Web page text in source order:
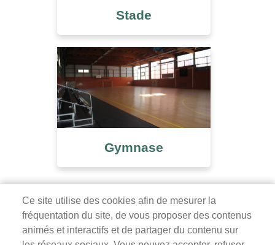
Stade
Gymnase
Ce site utilise des cookies afin de mesurer la
fréquentation du site, de vous proposer des contenus
animés et interactifs et de partager du contenu sur
Mairie de Survilliers